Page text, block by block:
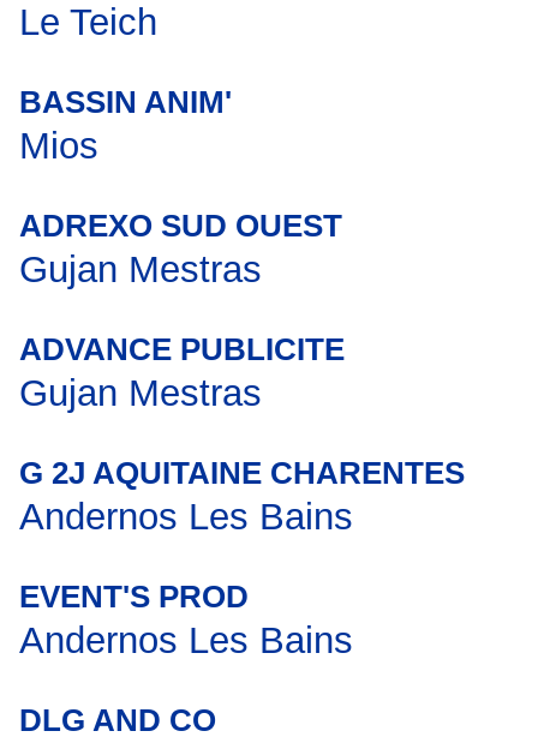
Le Teich
BASSIN ANIM'
Mios
ADREXO SUD OUEST
Gujan Mestras
ADVANCE PUBLICITE
Gujan Mestras
G 2J AQUITAINE CHARENTES
Andernos Les Bains
EVENT'S PROD
Andernos Les Bains
DLG AND CO